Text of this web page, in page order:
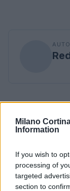
Milano
Information
If you wish to
processing of
targeted
section to